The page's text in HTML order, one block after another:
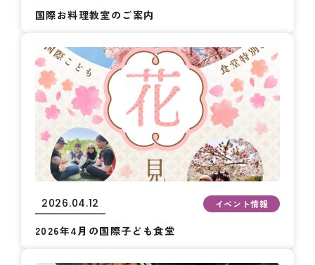
国際お料理教室のご案内
2026.04.12 イベント情報
2026年4月の国際子ども食堂